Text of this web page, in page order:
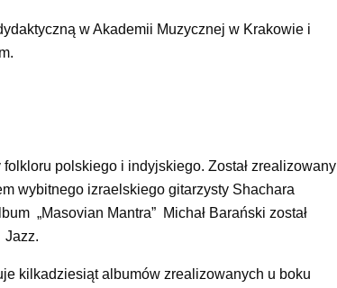
w Akademii Muzycznej w Krakowie i
polskiego i indyjskiego. Został zrealizowany
wybitnego izraelskiego gitarzysty Shachara
„Masovian Mantra” Michał Barański został
Jazz.
kilkadziesiąt albumów zrealizowanych u boku